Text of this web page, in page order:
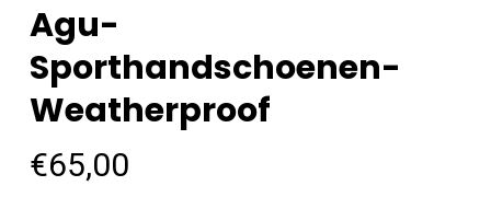
Agu-
Sporthandschoenen-
Weatherproof
€65,00